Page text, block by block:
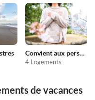
Convient aux personnes allergiques
4 Logements
de vacances